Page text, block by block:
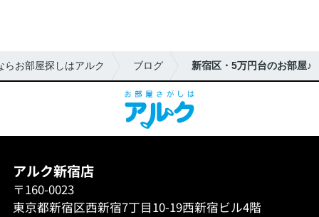
らお部屋探しはアルク ブログ 新宿区・5万円台のお部屋♪
アルク新宿店
〒160-0023
東京都新宿区西新宿7丁目10-19西新宿ビル4階